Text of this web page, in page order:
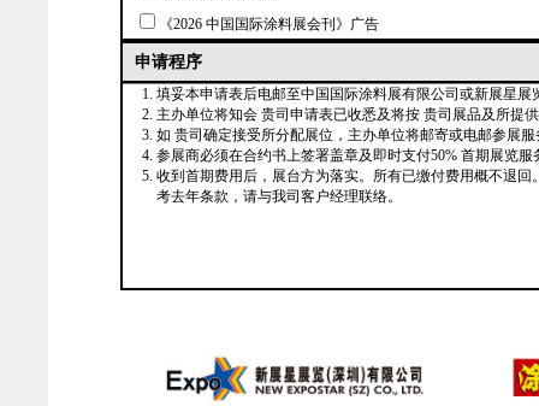
《2026 中国国际涂料展会刊》广告
申请程序
填妥本申请表后电邮至中国国际涂料展有限公司或新展星
主办单位将知会 贵司申请表已收悉及将按 贵司展品及所提
如 贵司确定接受所分配展位，主办单位将邮寄或电邮参展
参展商必须在合约书上签署盖章及即时支付50% 首期展览
收到首期费用后，展台方为落实。所有已缴付费用概不退
考去年条款，请与我司客户经理联络。